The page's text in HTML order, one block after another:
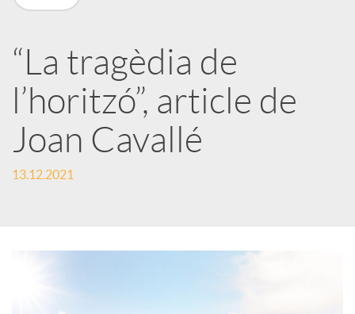
r
x
e
“La tragèdia de
l’horitzó”, article de
Joan Cavallé
13.12.2021